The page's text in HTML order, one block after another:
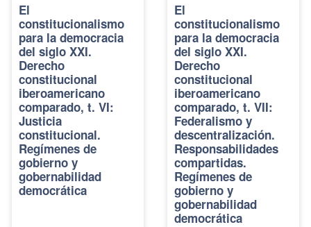
El
constitucionalismo
para la democracia
del siglo XXI.
Derecho
constitucional
iberoamericano
comparado, t. VI:
Justicia
constitucional.
Regímenes de
gobierno y
gobernabilidad
democrática
El
constitucionalismo
para la democracia
del siglo XXI.
Derecho
constitucional
iberoamericano
comparado, t. VII:
Federalismo y
descentralización.
Responsabilidades
compartidas.
Regímenes de
gobierno y
gobernabilidad
democrática